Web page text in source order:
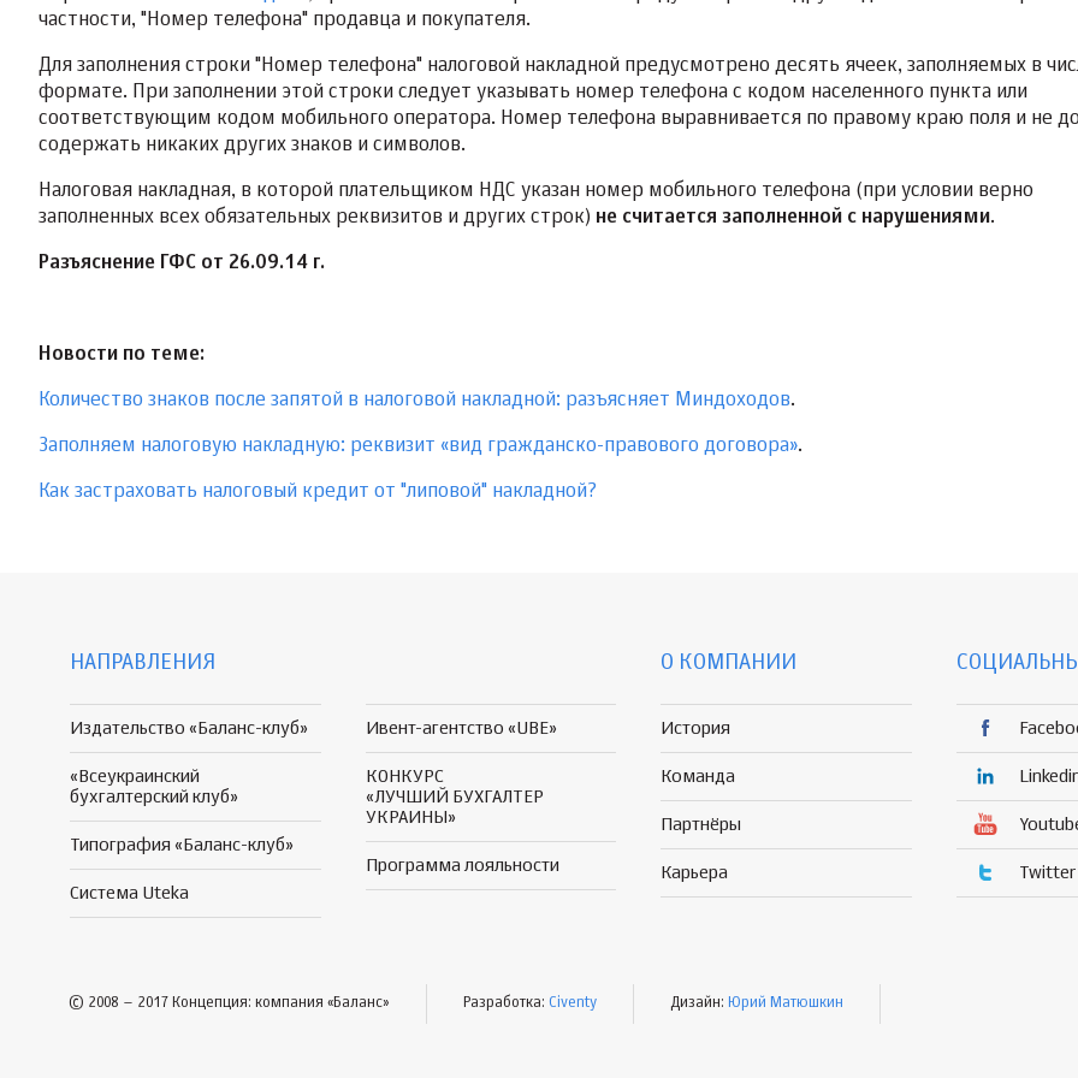
частности, "Номер телефона" продавца и покупателя.
Для заполнения строки "Номер телефона" налоговой накладной предусмотрено десять ячеек, заполняемых в
формате. При заполнении этой строки следует указывать номер телефона с кодом населенного пункта или
соответствующим кодом мобильного оператора. Номер телефона выравнивается по правому краю поля и не
содержать никаких других знаков и символов.
Налоговая накладная, в которой плательщиком НДС указан номер мобильного телефона (при условии верно
заполненных всех обязательных реквизитов и других строк) не считается заполненной с нарушениями.
Разъяснение ГФС от 26.09.14 г.
Новости по теме:
Количество знаков после запятой в налоговой накладной: разъясняет Миндоходов.
Заполняем налоговую накладную: реквизит «вид гражданско-правового договора».
Как застраховать налоговый кредит от "липовой" накладной?
НАПРАВЛЕНИЯ
Издательство «Баланс-клуб»
«Всеукраинский
бухгалтерский клуб»
Типография «Баланс-клуб»
Система Uteka
Ивент-агентство «UBE»
КОНКУРС
«ЛУЧШИЙ БУХГАЛТЕР
УКРАИНЫ»
Программа лояльности
О КОМПАНИИ
История
Команда
Партнёры
Карьера Twitter
© 2008 – 2017 Концепция: компания «Баланс» Разработка: Civenty Дизайн: Юрий Матюшкин